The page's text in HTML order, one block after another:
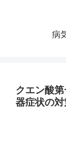
病
クエン酸
器症状の